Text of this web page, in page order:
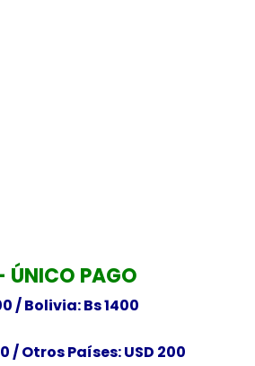
ÚNICO PAGO
/ Bolivia: Bs 1400
/Otros Países: USD 200